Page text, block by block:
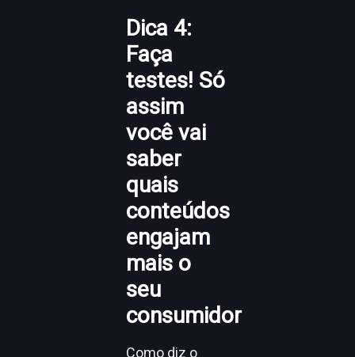
Dica 4:
Faça
testes! Só
assim
você vai
saber
quais
conteúdos
engajam
mais o
seu
consumidor
Como diz o